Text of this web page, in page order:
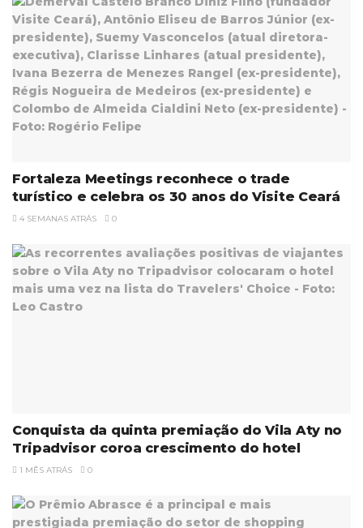
Fortaleza Meetings reconhece o trade
turístico e celebra os 30 anos do Visite Ceará
4 SEMANAS ATRÁS 0
Conquista da quinta premiação do Vila Aty no
Tripadvisor coroa crescimento do hotel
1 MÊS ATRÁS 0